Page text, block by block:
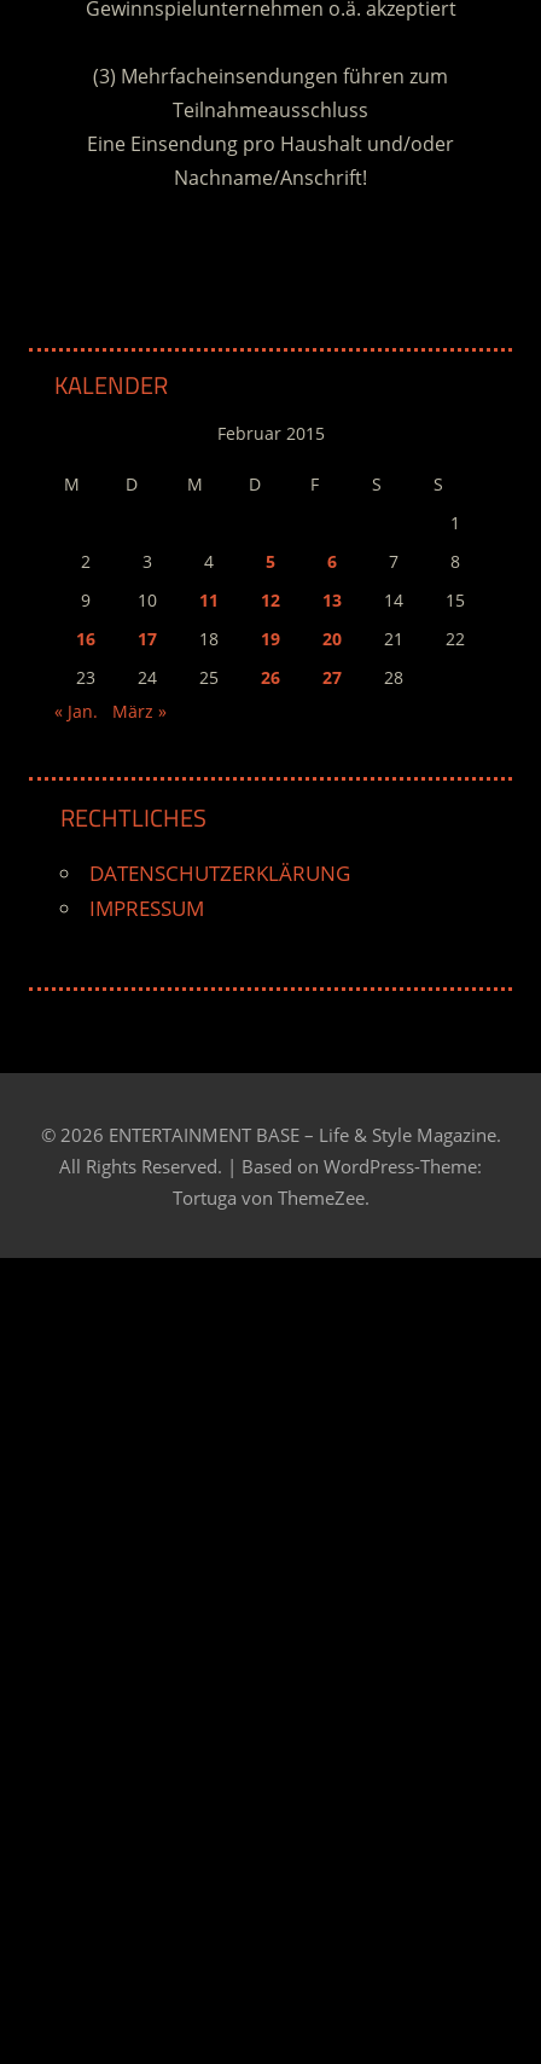
Gewinnspielunternehmen o.ä. akzeptiert
(3) Mehrfacheinsendungen führen zum
Teilnahmeausschluss
Eine Einsendung pro Haushalt und/oder
Nachname/Anschrift!
KALENDER
Februar 2015
M D M D F S
S
1
2
3 4 5 6 7
8
9
10 11 12 13 14
15
16
17 18 19 20 21
22
23
24 25 26 27
28
« Jan.
März »
RECHTLICHES
DATENSCHUTZERKLÄRUNG
IMPRESSUM
© 2026 ENTERTAINMENT BASE – Life & Style Magazine.
All Rights Reserved. | Based on WordPress-Theme:
Tortuga von ThemeZee.